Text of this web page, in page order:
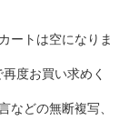
ートは空になりま
度お買い求めく
などの無断複写、